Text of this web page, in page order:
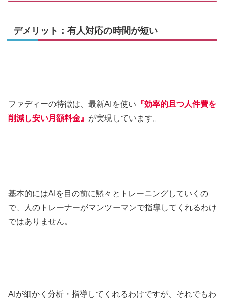
デメリット：有人対応の時間が短い
ファディーの特徴は、最新AIを使い 『効率的且つ人件費を
削減し安い月額料金』 が実現しています。
基本的にはAIを目の前に黙々とトレーニングしていくの
で、人のトレーナーがマンツーマンで指導してくれるわけ
ではありません。
AIが細かく分析・指導してくれるわけですが、それでもわ